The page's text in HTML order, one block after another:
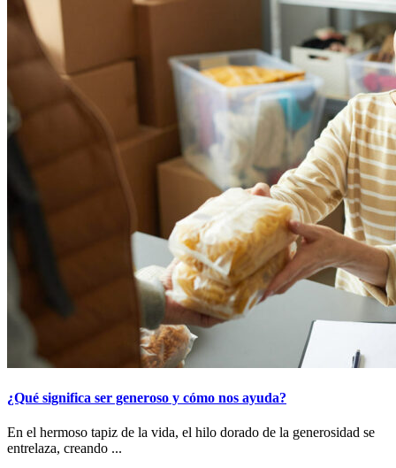
¿Qué significa ser generoso y cómo nos ayuda?
En el hermoso tapiz de la vida, el hilo dorado de la generosidad se
entrelaza, creando ...